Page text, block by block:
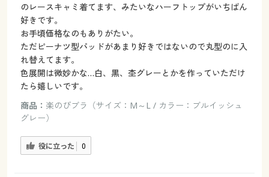
のレースキャミ着てます、みたいなハーフトップがいちばん
好きです。
お手頃価格なのもありがたい。
ただピーナツ型パッドがあまり好きではないので丸型のに入
れ替えてます。
色展開は微妙かな…白、黒、杢グレーとかを作っていただけ
たら嬉しいです。
商品： 楽のびブラ（サイズ：M～L / カラー：ブルイッシュ
グレー）
役に立った 0